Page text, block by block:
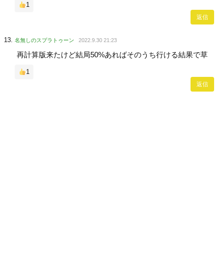
1
返信
名無しのスプラトゥーン 2022.9.30 21:23
再計算版来たけど結局50%あればそのうち行ける結果で草
1
返信